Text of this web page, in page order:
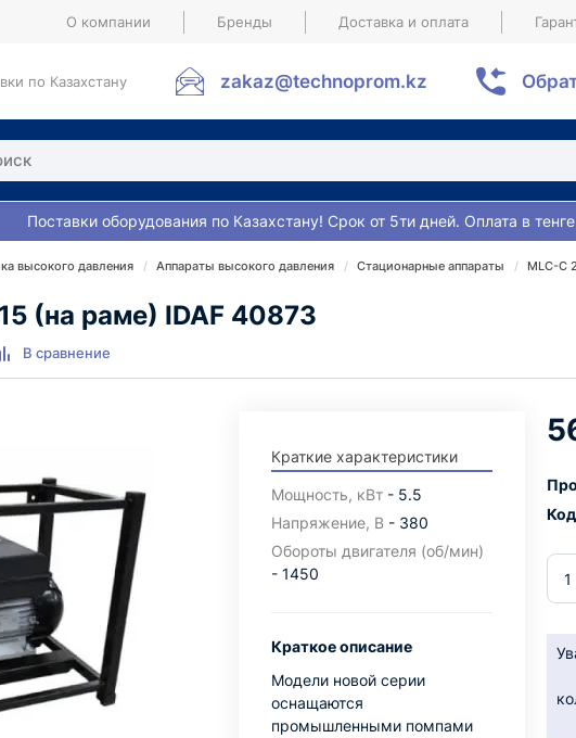
О компании Бренды Доставка и оплата
по Казахстану zakaz@technoprom.kz
Поставки оборудования по Казахстану! Срок от 5ти дней. Оплата в
высокого давления Аппараты высокого давления Стационарные аппараты MLC-C
(на раме) IDAF 40873
В сравнение
Краткие характеристики
Мощность, кВт- 5.5
Напряжение, В- 380
Обороты двигателя (об/мин)
- 1450
Краткое описание
Модели новой серии
оснащаются
промышленными помпами